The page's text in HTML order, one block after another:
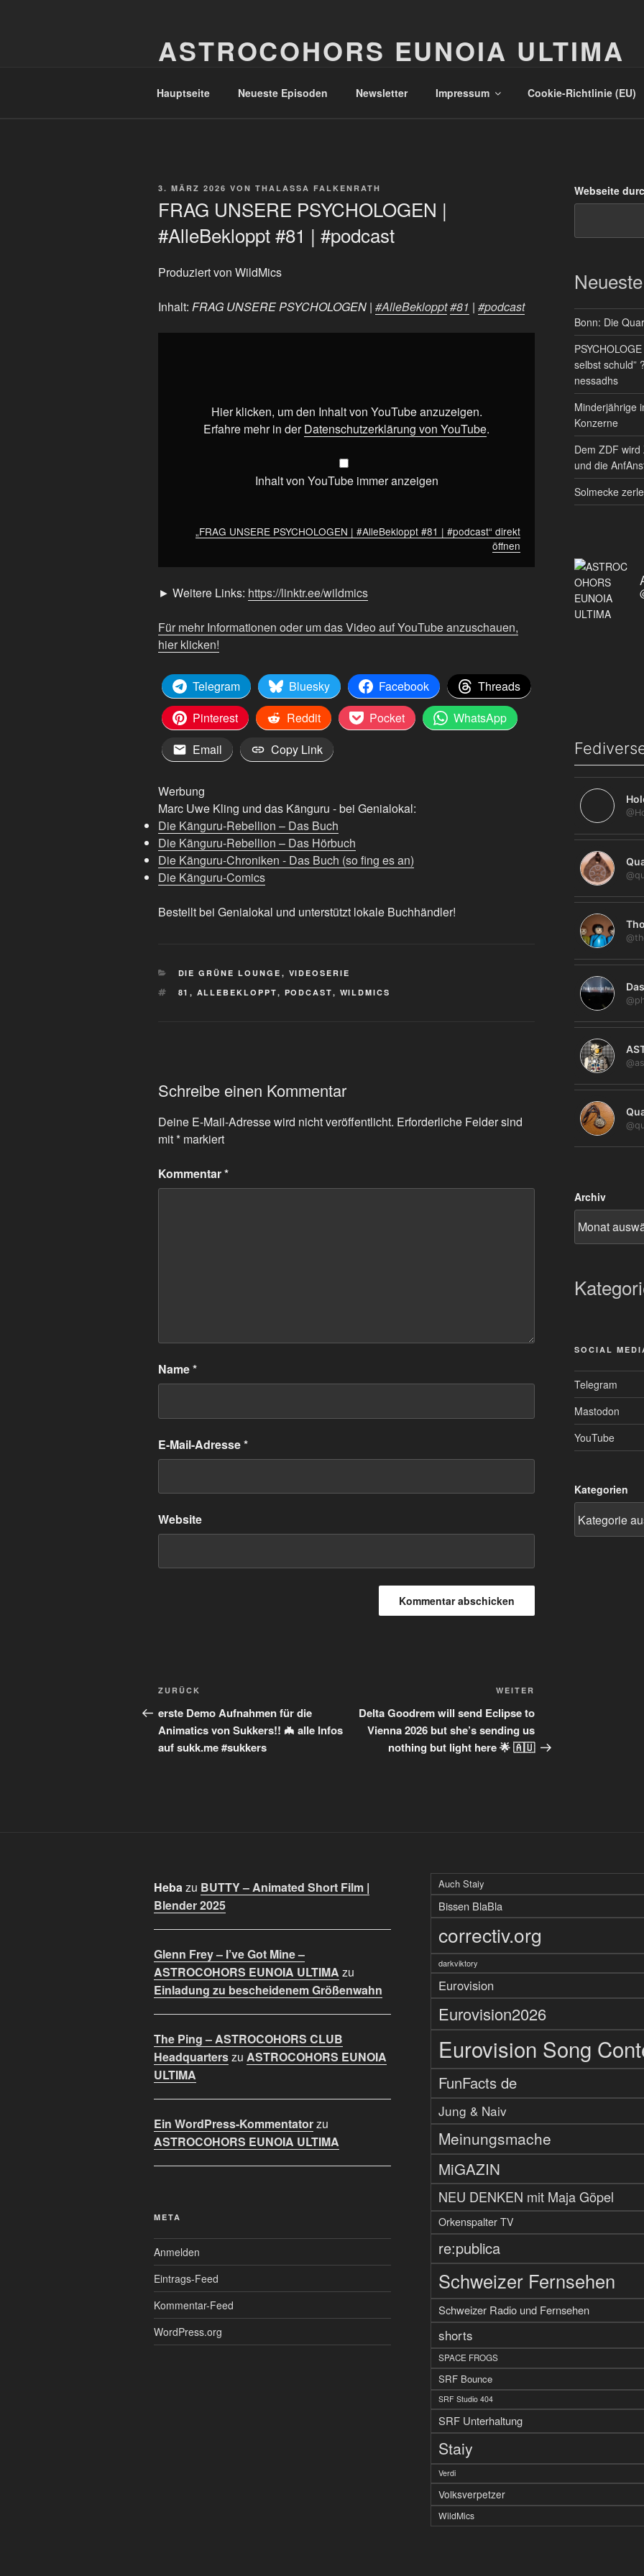
ASTROCOHORS EUNOIA ULTIMA
Hauptseite Neueste Episoden Newsletter Impressum Cookie-Richtlinie (EU)
VERÖFFENTLICHT
3. MÄRZ 2026 VON THALASSA FALKENRATH
FRAG UNSERE PSYCHOLOGEN |
#AlleBekloppt #81 | #podcast
Produziert von WildMics
Inhalt: FRAG UNSERE PSYCHOLOGEN | #AlleBekloppt#81 | #podcast
#AlleBeklopptHier klicken, um den Inhalt von YouTube anzuzeigen.
Erfahre mehr in derDatenschutzerklärung von YouTube.
Inhalt von YouTube immer anzeigen
„FRAG UNSERE PSYCHOLOGEN | #AlleBekloppt #81 | #podcast“ direkt
öffnen
► Weitere Links: https://linktr.ee/wildmics
Für mehr Informationen oder um das Video auf YouTube anzuschauen,
hier klicken!
Telegram Bluesky Facebook
Threads
Pinterest
Reddit Pocket
WhatsApp
Email
Copy Link
Werbung
Marc Uwe Kling und das Känguru - bei Genialokal:
Die Känguru-Rebellion – Das Buch
Die Känguru-Rebellion – Das Hörbuch
Die Känguru-Chroniken - Das Buch (so fing es an)
Die Känguru-Comics
Bestellt bei Genialokal und unterstützt lokale Buchhändler!
KATEGORIEN
DIE GRÜNE LOUNGE , VIDEOSERIE
SCHLAGWÖRTER
81 , ALLEBEKLOPPT, PODCAST, WILDMICS
Schreibe einen Kommentar
Deine E-Mail-Adresse wird nicht veröffentlicht. Erforderliche Felder sind
mit* markiert
Kommentar*
Name*
E-Mail-Adresse*
Website
Beitragsnavigation
Vorheriger
Beitrag
ZURÜCK
erste Demo Aufnahmen für die
Animatics von Sukkers!! 🦇 alle Infos
auf sukk.me #sukkers
Beitrag
WEITER
Delta Goodrem will send Eclipse to
Vienna 2026 but she’s sending us
nothing but light here 🌟 🇦🇺
Webseite
Bonn: Die
selbst schuld”
nessadhs
Minderjährige
Konzerne
Dem ZDF
und die
Solmecke
Archiv
SOCIAL
Telegram
Mastodon
YouTube
Kategorien
Hebazu BUTTY – Animated Short Film |
Blender 2025
Glenn Frey – I’ve Got Mine –
ASTROCOHORS EUNOIA ULTIMA zu
Einladung zu bescheidenem Größenwahn
The Ping – ASTROCOHORS CLUB
Headquarterszu ASTROCOHORS EUNOIA
ULTIMA
Ein WordPress-Kommentatorzu
ASTROCOHORS EUNOIA ULTIMA
META
Anmelden
Eintrags-Feed
Kommentar-Feed
WordPress.org
Auch Staiy
Bissen BlaBla
correctiv.org
darkviktory
Eurovision
Eurovision2026
Eurovision Song
FunFacts de
Jung & Naiv
Meinungsmache
MiGAZIN
NEU DENKEN mit Maja Göpel
Orkenspalter TV
re:publica
Schweizer Fernsehen
Schweizer Radio und Fernsehen
shorts
SPACE FROGS
SRF Bounce
SRF Studio 404
SRF Unterhaltung
Staiy
Verdi
Volksverpetzer
WildMics